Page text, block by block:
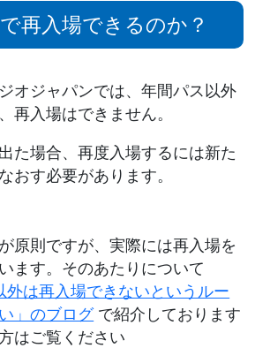
再入場できるのか？
オジャパンでは、年間パス以外
再入場はできません。
た場合、再度入場するには新た
おす必要があります。
原則ですが、実際には再入場を
ます。そのあたりについて
外は再入場できないというルー
」のブログで紹介しております
はご覧ください